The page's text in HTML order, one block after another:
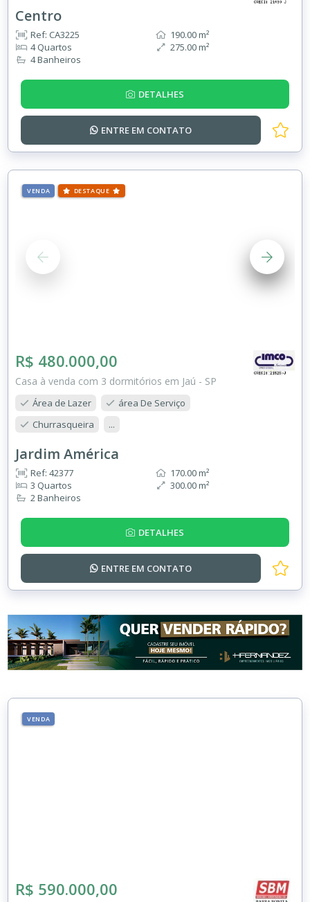
Centro
Ref: CA3225
4 Quartos
4 Banheiros
190.00 m²
275.00 m²
DETALHES
ENTRE EM CONTATO
VENDA DESTAQUE
R$ 480.000,00
Casa à venda com 3 dormitórios em Jaú - SP
Área de Lazer
área De Serviço
Churrasqueira
...
Jardim América
Ref: 42377
3 Quartos
2 Banheiros
170.00 m²
300.00 m²
DETALHES
ENTRE EM CONTATO
VENDA
R$ 590.000,00